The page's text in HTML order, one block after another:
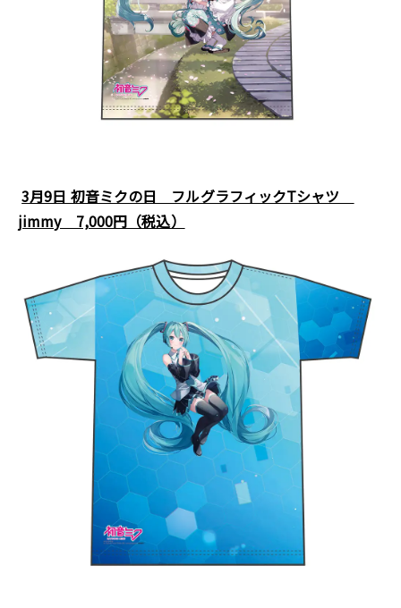
3月9日 初音ミクの日 フルグラフィックTシャツ
jimmy 7,000円（税込）